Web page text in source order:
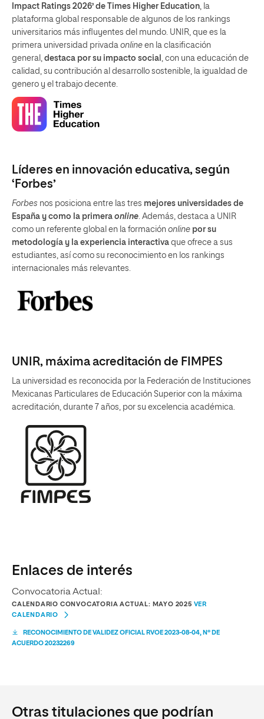
Impact Ratings 2026’ de Times Higher Education, la
plataforma global responsable de algunos de los rankings
universitarios más influyentes del mundo. UNIR, que es la
primera universidad privada online en la clasificación
general, destaca por su impacto social , con una educación de
calidad, su contribución al desarrollo sostenible, la igualdad de
genero y el trabajo decente.
Líderes en innovación educativa, según
‘Forbes’
Forbes nos posiciona entre las tres mejores universidades de
España y como la primera online. Además, destaca a UNIR
como un referente global en la formación online por su
metodología y la experiencia interactiva que ofrece a sus
estudiantes, así como su reconocimiento en los rankings
internacionales más relevantes.
UNIR, máxima acreditación de FIMPES
La universidad es reconocida por la Federación de Instituciones
Mexicanas Particulares de Educación Superior con la máxima
acreditación, durante 7 años, por su excelencia académica.
Enlaces de interés
Convocatoria Actual:
CALENDARIO CONVOCATORIA ACTUAL: MAYO 2025 VER
CALENDARIO
RECONOCIMIENTO DE VALIDEZ OFICIAL RVOE 2023-08-04, Nº DE
ACUERDO 20232269
Otras titulaciones que podrían